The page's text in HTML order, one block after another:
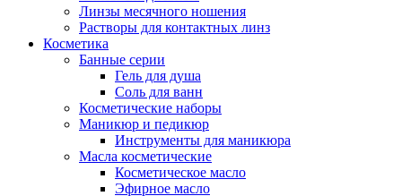
Линзы месячного ношения
Растворы для контактных линз
Косметика
Банные серии
Гель для душа
Соль для ванн
Косметические наборы
Маникюр и педикюр
Инструменты для маникюра
Масла косметические
Косметическое масло
Эфирное масло